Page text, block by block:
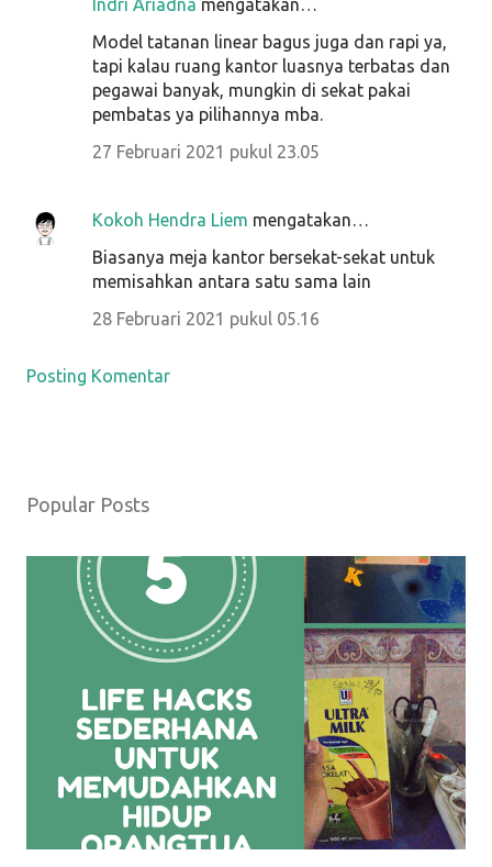
Indri Ariadna mengatakan…
Model tatanan linear bagus juga dan rapi ya,
tapi kalau ruang kantor luasnya terbatas dan
pegawai banyak, mungkin di sekat pakai
pembatas ya pilihannya mba.
27 Februari 2021 pukul 23.05
Kokoh Hendra Liem mengatakan…
Biasanya meja kantor bersekat-sekat untuk
memisahkan antara satu sama lain
28 Februari 2021 pukul 05.16
Posting Komentar
Popular Posts